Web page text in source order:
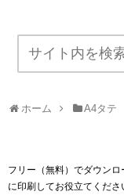
ホーム A4タテ
フリー（無料）でダウン
に印刷してお役立てくださ